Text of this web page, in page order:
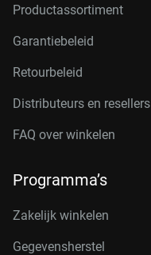
Productassortiment
Garantiebeleid
Retourbeleid
Distributeurs en resellers
FAQ over winkelen
Programma’s
Zakelijk winkelen
Gegevensherstel